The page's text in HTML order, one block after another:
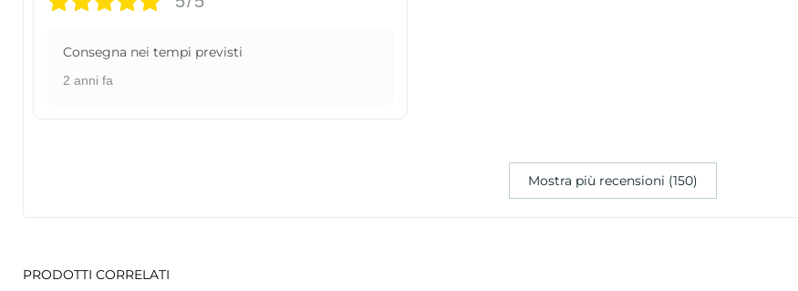
Consegna nei tempi previsti
2 anni fa
Mostra più recensioni (150)
PRODOTTI CORRELATI